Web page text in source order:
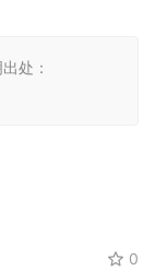
处：
0